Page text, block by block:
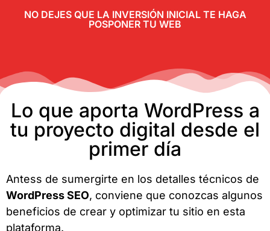
NO DEJES QUE LA INVERSIÓN INICIAL TE HAGA
POSPONER TU WEB
Lo que aporta WordPress a
tu proyecto digital desde el
primer día
Antess de sumergirte en los detalles técnicos de
WordPress SEO, conviene que conozcas algunos
beneficios de crear y optimizar tu sitio en esta
plataforma.